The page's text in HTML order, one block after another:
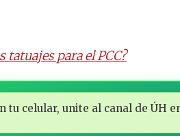
para el PCC?
tu celular, unite al canal de ÚH